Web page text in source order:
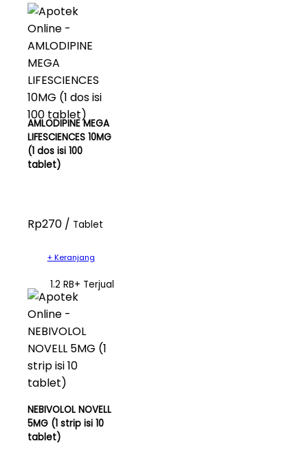
AMLODIPINE MEGA
LIFESCIENCES 10MG
(1 dos isi 100
tablet)
Rp270 / Tablet
+ Keranjang
1.2 RB+ Terjual
NEBIVOLOL NOVELL
5MG (1 strip isi 10
tablet)